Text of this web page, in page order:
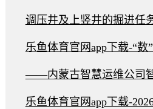
调压井及上竖井的掘进任
乐鱼体育官网app下载-“数
——内蒙古智慧运维公司
乐鱼体育官网app下载-